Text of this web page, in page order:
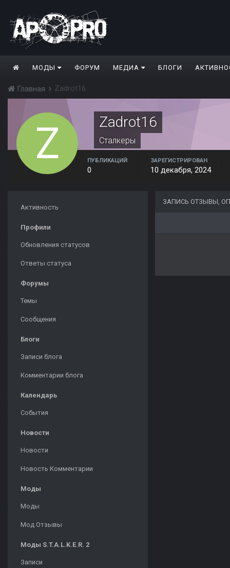
МОДЫ ФОРУМ МЕДИА БЛОГИ
Главная Zadrot16
Zadrot16
Сталкеры
ПУБЛИКАЦИЙ
0
ЗАРЕГИСТРИРОВАН
10 декабря, 2024
Активность
Профили
Обновления статусов
Ответы статуса
Форумы
Темы
Сообщения
Блоги
Записи блога
Комментарии блога
Календарь
События
Новости
Новости
Новость Комментарии
Моды
Моды
Мод Отзывы
Моды S.T.A.L.K.E.R. 2
Записи
ЗАПИСЬ ОТЗЫВЫ,